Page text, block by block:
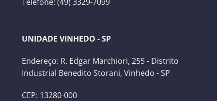
UNIDADE VINHEDO - SP
Endereço: R. Edgar Marchiori, 255 - Distrito
Industrial Benedito Storani, Vinhedo - SP
CEP: 13280-000